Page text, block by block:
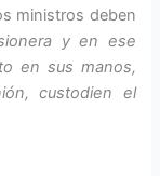
ministros deben
y en ese
en sus manos,
custodien el